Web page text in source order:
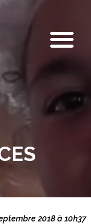
2018 à 10h37